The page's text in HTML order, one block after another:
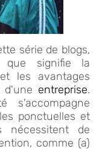
série de blogs,
que signifie la
les avantages
d'une entreprise.
s'accompagne
ponctuelles et
nécessitent de
comme (a)